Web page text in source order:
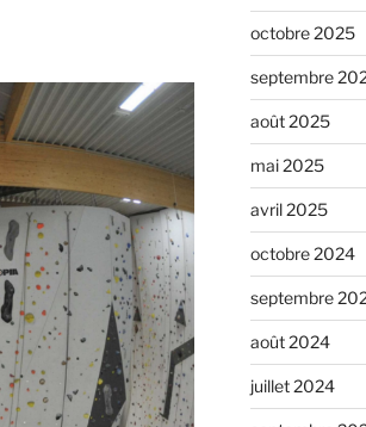
octobre 2025
septembre
août 2025
mai 2025
avril 2025
octobre 2024
septembre
août 2024
juillet 2024